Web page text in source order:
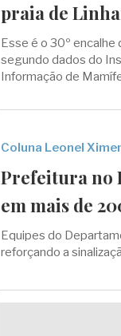
praia de
Esse é o 30º
segundo dados do
Informação de
Coluna Leonel
Prefeitura no
em mais de
Equipes do
reforçando a